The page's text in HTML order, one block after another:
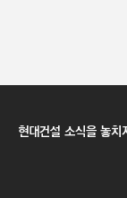
현대건설 소식을 놓